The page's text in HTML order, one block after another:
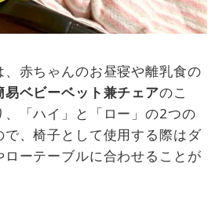
赤ちゃんのお昼寝や離乳食の
易ベビーベット兼チェアのこ
、「ハイ」と「ロー」の2つの
、椅子として使用する際はダ
ーテーブルに合わせることが